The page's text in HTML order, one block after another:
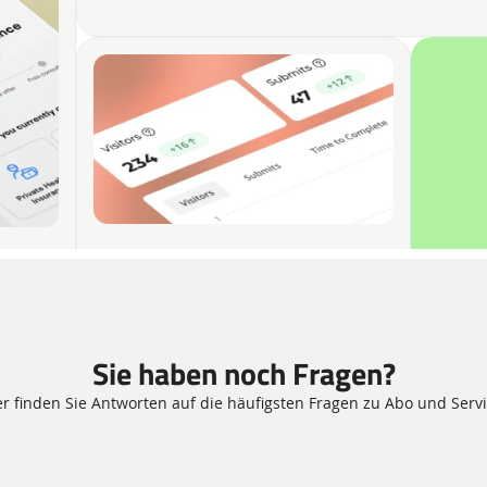
Sie haben noch Fragen?
finden Sie Antworten auf die häufigsten Fragen zu Abo und